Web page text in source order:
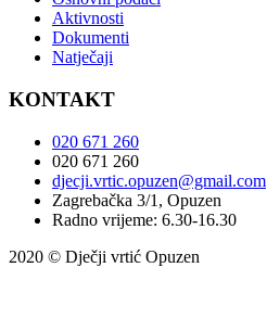
Aktivnosti
Dokumenti
Natječaji
KONTAKT
020 671 260
020 671 260
djecji.vrtic.opuzen@gmail.com
Zagrebačka 3/1, Opuzen
Radno vrijeme: 6.30-16.30
2020 © Dječji vrtić Opuzen